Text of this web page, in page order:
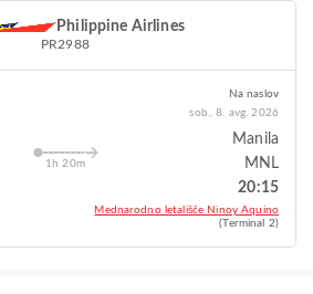
Philippine Airlines
PR2988
1h 20m
Na naslov
sob., 8. avg. 2026
Manila
MNL
20:15
Mednarodno letališče Ninoy Aquino
(Terminal 2)